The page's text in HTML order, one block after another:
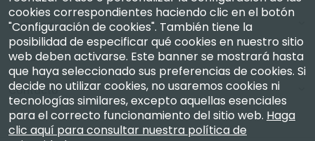
Empresa
Mi Cuenta
Contacto
cookies correspondientes haciendo clic en el botón
"Configuración de cookies". También tiene la
posibilidad de especificar qué cookies en nuestro sitio
web deben activarse. Este banner se mostrará hasta
que haya seleccionado sus preferencias de cookies. Si
decide no utilizar cookies, no usaremos cookies ni
tecnologías similares, excepto aquellas esenciales
para el correcto funcionamiento del sitio web. Haga
clic aquí para consultar nuestra política de